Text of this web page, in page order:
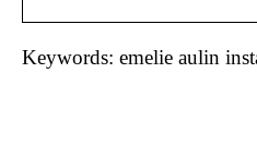
Keywords: emelie aulin